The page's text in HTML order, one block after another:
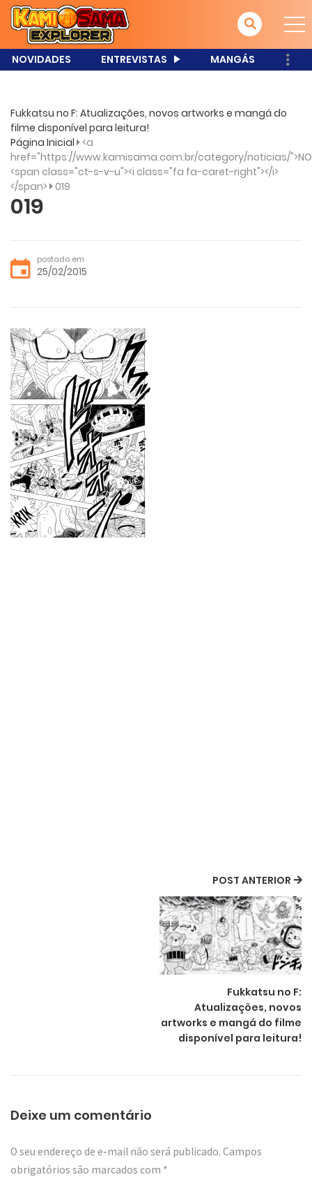
NOVIDADES ENTREVISTAS MANGÁS
Fukkatsu no F: Atualizações, novos artworks e mangá do
filme disponível para leitura!
Página Inicial <a
href="https://www.kamisama.com.br/category/noticias/
<span class="ct-s-v-u"><i class="fa fa-caret-right"></i>
</span> 019
019
postado em
25/02/2015
POST ANTERIOR
Fukkatsu no F:
Atualizações, novos
artworks e mangá do filme
disponível para leitura!
Deixe um comentário
O seu endereço de e-mail não será publicado. Campos
obrigatórios são marcados com *